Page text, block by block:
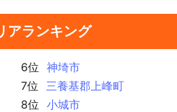
アランキング
6位
神埼市
7位
三養基郡上峰町
8位
小城市